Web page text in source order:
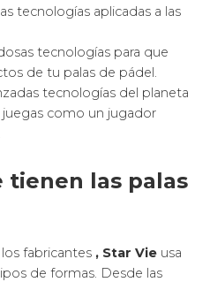
tecnologías aplicadas a las
tecnologías para que
de tu palas de pádel.
tecnologías del planeta
juegas como un jugador
tienen las palas
fabricantes , Star Vie usa
de formas. Desde las